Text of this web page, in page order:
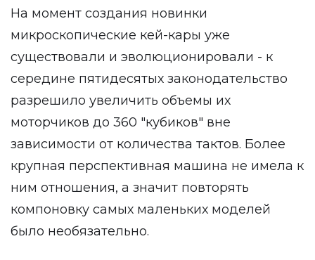
На момент создания новинки
микроскопические кей-кары уже
существовали и эволюционировали - к
середине пятидесятых законодательство
разрешило увеличить объемы их
моторчиков до 360 "кубиков" вне
зависимости от количества тактов. Более
крупная перспективная машина не имела к
ним отношения, а значит повторять
компоновку самых маленьких моделей
было необязательно.